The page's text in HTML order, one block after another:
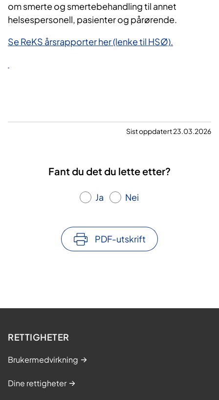
om smerte og smertebehandling til annet
helsespersonell, pasienter og pårørende.
Se ReKS årsrapporter her (lenke til HSØ).
Sist oppdatert 23.03.2026
Fant du det du lette etter?
Ja Nei
PDF-utskrift
RETTIGHETER
Brukermedvirkning
Dine rettigheter